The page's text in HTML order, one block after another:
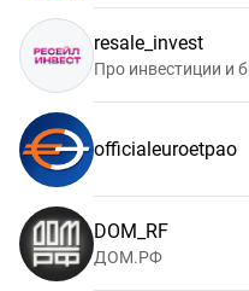
resale_invest
officialeuroetpao
DOM_RF
ДОМ.РФ